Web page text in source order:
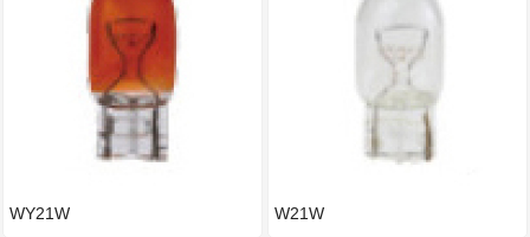
WY21W W21W